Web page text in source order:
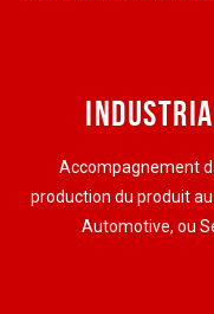
Accompagnement
production du produit
Automotive, ou